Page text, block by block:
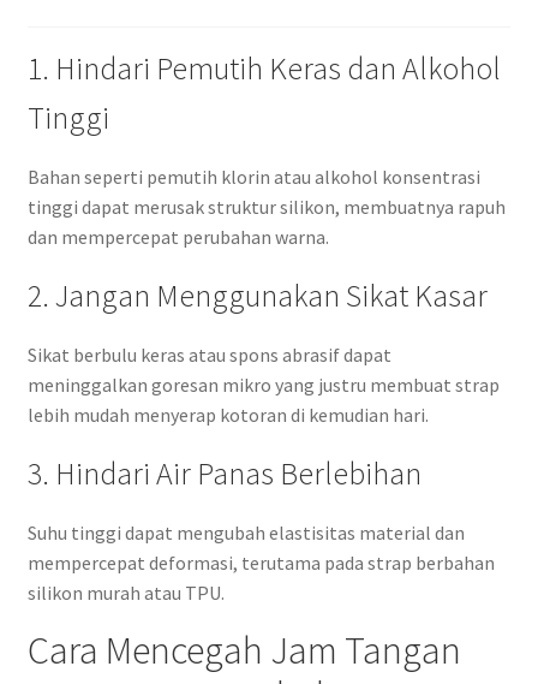
1. Hindari Pemutih Keras dan Alkohol
Tinggi
Bahan seperti pemutih klorin atau alkohol konsentrasi
tinggi dapat merusak struktur silikon, membuatnya rapuh
dan mempercepat perubahan warna.
2. Jangan Menggunakan Sikat Kasar
Sikat berbulu keras atau spons abrasif dapat
meninggalkan goresan mikro yang justru membuat strap
lebih mudah menyerap kotoran di kemudian hari.
3. Hindari Air Panas Berlebihan
Suhu tinggi dapat mengubah elastisitas material dan
mempercepat deformasi, terutama pada strap berbahan
silikon murah atau TPU.
Cara Mencegah Jam Tangan